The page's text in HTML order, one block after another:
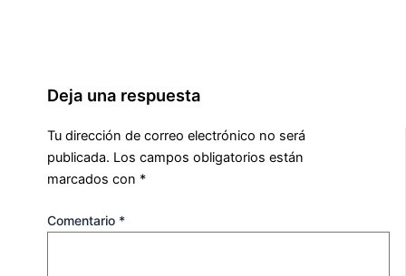
Deja una respuesta
Tu dirección de correo electrónico no será
publicada. Los campos obligatorios están
marcados con *
Comentario *